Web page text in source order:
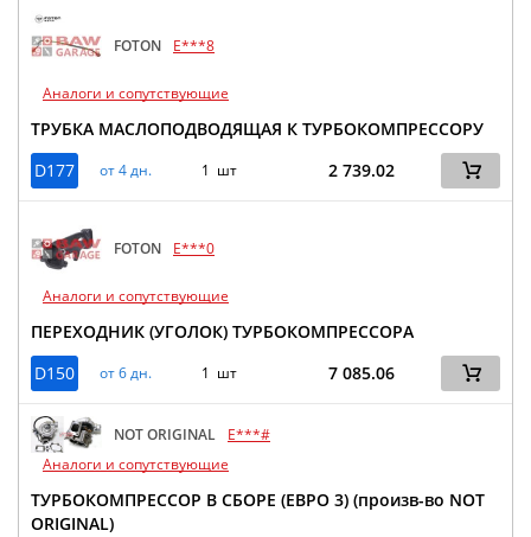
FOTON E***8
Аналоги и сопутствующие
ТРУБКА МАСЛОПОДВОДЯЩАЯ К ТУРБОКОМПРЕССОРУ
D177
от 4 дн. 1 шт 2 739.02
FOTON E***0
Аналоги и сопутствующие
ПЕРЕХОДНИК (УГОЛОК) ТУРБОКОМПРЕССОРА
D150
от 6 дн. 1 шт 7 085.06
NOT ORIGINAL
E***#
Аналоги и сопутствующие
ТУРБОКОМПРЕССОР В СБОРЕ (ЕВРО 3) (произв-во NOT
ORIGINAL)